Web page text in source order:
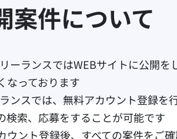
案件について
ーランスではWEBサイトに公開を
なっております​​​
ンスでは、無料アカウント登録を
検索、応募をすることが可能です
ウント登録後、すべての案件をご